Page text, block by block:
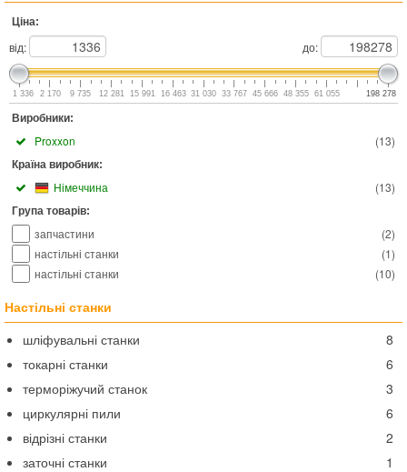
Ціна:
від: до:
1 336 2 170 9 735 12 281 15 991 16 463 31 030 33 767 45 666 48 355 61 055 198 278
Виробники:
(13)
Proxxon
Країна виробник:
(13)
Німеччина
Група товарів:
(2)
запчастини
(1)
настільні станки
(10)
настільні станки
Настільні станки
8
шліфувальні станки
6
токарні станки
3
терморіжучий станок
6
циркулярні пили
2
відрізні станки
1
заточні станки